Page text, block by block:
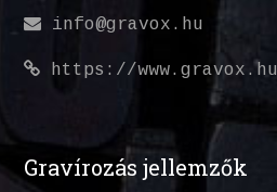
info@gravox.hu
https://www.gravox.hu
Gravírozás jellemzők